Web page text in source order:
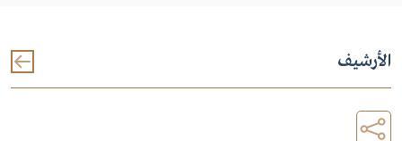
الأرشيف